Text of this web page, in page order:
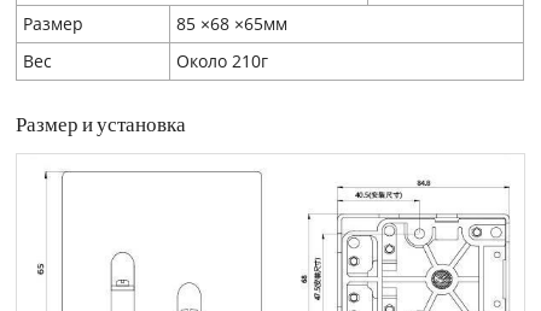
Размер
85 ×68 ×65мм
Вес
Около 210г
Размер и установка